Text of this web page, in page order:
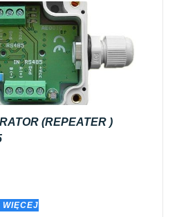
(REPEATER )
WIĘCEJ